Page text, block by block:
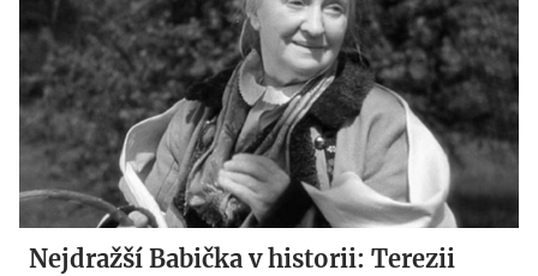
Nejdražší Babička v historii: Terezii